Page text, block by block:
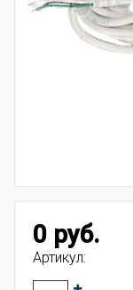
0 руб.
Артикул: